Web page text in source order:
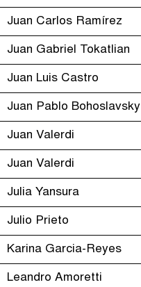
Juan Carlos Ramírez
Juan Gabriel Tokatlian
Juan Luis Castro
Juan Pablo Bohoslavsky
Juan Valerdi
Juan Valerdi
Julia Yansura
Julio Prieto
Karina Garcia-Reyes
Leandro Amoretti